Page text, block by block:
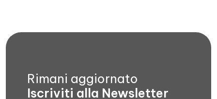
Rimani aggiornato
Iscriviti alla Newsletter